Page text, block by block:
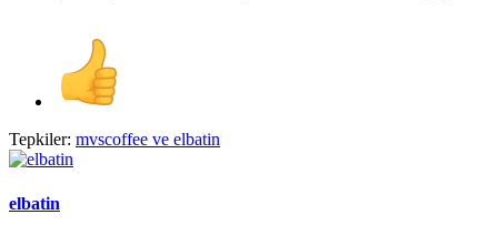
Tepkiler: mvscoffee ve elbatin
elbatin